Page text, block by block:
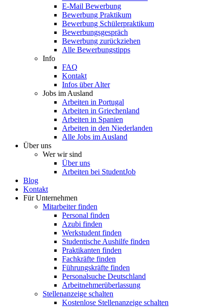
E-Mail Bewerbung
Bewerbung Praktikum
Bewerbung Schülerpraktikum
Bewerbungsgespräch
Bewerbung zurückziehen
Alle Bewerbungstipps
Info
FAQ
Kontakt
Infos über Alter
Jobs im Ausland
Arbeiten in Portugal
Arbeiten in Griechenland
Arbeiten in Spanien
Arbeiten in den Niederlanden
Alle Jobs im Ausland
Über uns
Wer wir sind
Über uns
Arbeiten bei StudentJob
Blog
Kontakt
Für Unternehmen
Mitarbeiter finden
Personal finden
Azubi finden
Werkstudent finden
Studentische Aushilfe finden
Praktikanten finden
Fachkräfte finden
Führungskräfte finden
Personalsuche Deutschland
Arbeitnehmerüberlassung
Stellenanzeige schalten
Kostenlose Stellenanzeige schalten